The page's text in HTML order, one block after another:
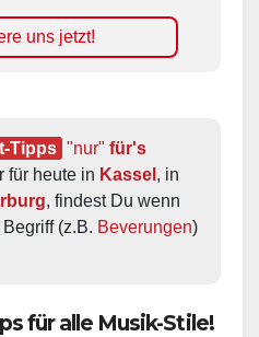
uns jetzt!
Tipps "nur" für's
für heute in Kassel
, findest Du wenn
(z.B. Beverungen)
für alle Musik-Stile!